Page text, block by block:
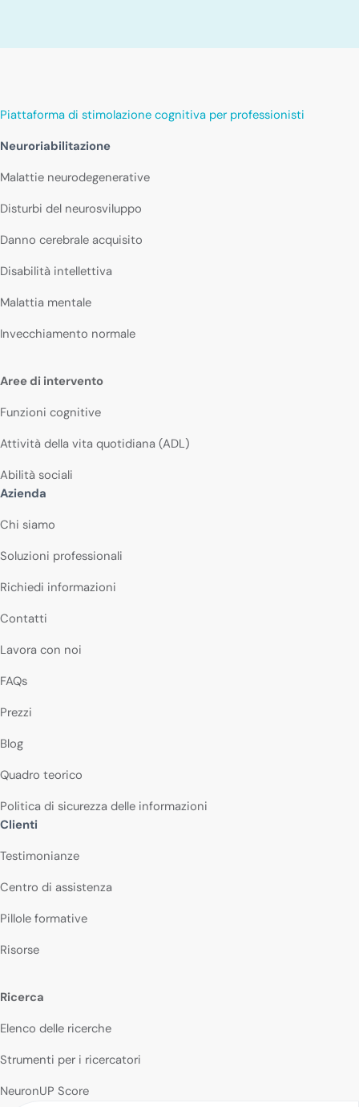
Piattaforma di stimolazione cognitiva per professionisti
Neuroriabilitazione
Malattie neurodegenerative
Disturbi del neurosviluppo
Danno cerebrale acquisito
Disabilità intellettiva
Malattia mentale
Invecchiamento normale
Aree di intervento
Funzioni cognitive
Attività della vita quotidiana (ADL)
Abilità sociali
Azienda
Chi siamo
Soluzioni professionali
Richiedi informazioni
Contatti
Lavora con noi
FAQs
Prezzi
Blog
Quadro teorico
Politica di sicurezza delle informazioni
Clienti
Testimonianze
Centro di assistenza
Pillole formative
Risorse
Ricerca
Elenco delle ricerche
Strumenti per i ricercatori
NeuronUP Score